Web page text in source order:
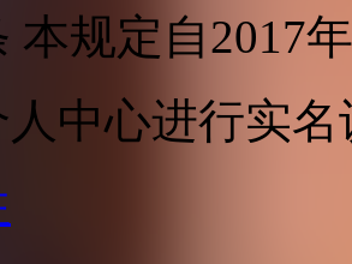
本规定自2017
中心进行实名